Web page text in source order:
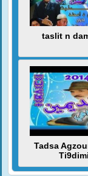
taslit n
Tadsa